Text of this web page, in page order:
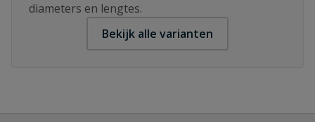
diameters en lengtes.
Bekijk alle varianten